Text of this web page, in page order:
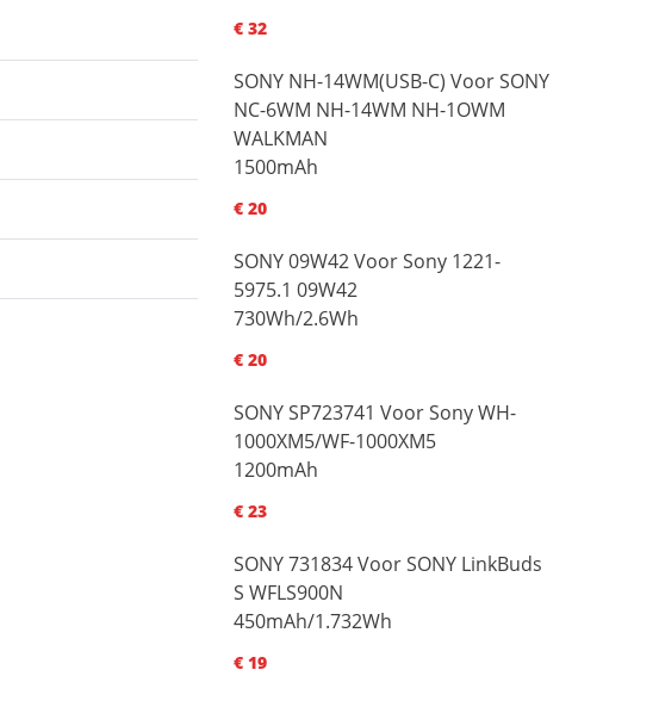
€ 32
SONY NH-14WM(USB-C) Voor SONY
NC-6WM NH-14WM NH-1OWM
WALKMAN
1500mAh
€ 20
SONY 09W42 Voor Sony 1221-
5975.1 09W42
730Wh/2.6Wh
€ 20
SONY SP723741 Voor Sony WH-
1000XM5/WF-1000XM5
1200mAh
€ 23
SONY 731834 Voor SONY LinkBuds
S WFLS900N
450mAh/1.732Wh
€ 19